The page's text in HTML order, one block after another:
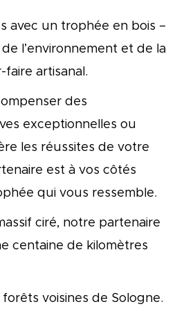
avec un trophée en bois –
l’environnement et de la
faire artisanal.
des
exceptionnelles ou
les réussites de votre
est à vos côtés
qui vous ressemble.
ciré, notre partenaire
centaine de kilomètres
voisines de Sologne.